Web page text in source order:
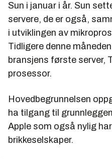
Sun i januar i år. Sun
servere, de er også,
i utviklingen av
Tidligere denne
bransjens første server,
prosessor.
Hovedbegrunnelsen
ha tilgang til
Apple som også nylig
brikkeselskaper.